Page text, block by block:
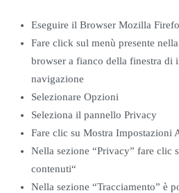
Eseguire il Browser Mozilla
Fare click sul menù presente
browser a fianco della finestra di
navigazione
Selezionare Opzioni
Seleziona il pannello Privacy
Fare clic su Mostra Impostazioni
Nella sezione “Privacy” fare clic
contenuti“
Nella sezione “Tracciamento” è